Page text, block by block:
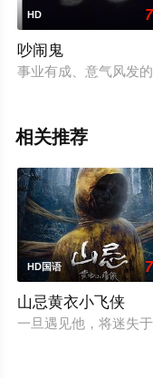
HD
吵闹鬼
事业有成、意气风发
相关推荐
HD国语
山忌黄衣小飞侠
一旦遇见他，将迷失